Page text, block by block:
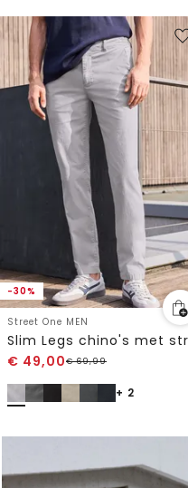
-30%
Street One MEN
€ 49,00€69,99
+ 2